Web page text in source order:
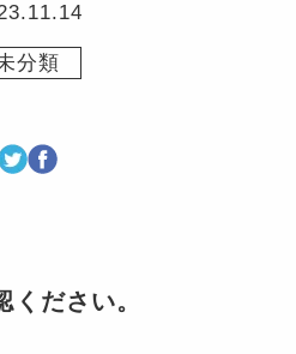
分類
ください。